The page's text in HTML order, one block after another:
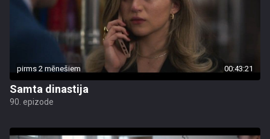
pirms 2 mēnešiem 00:43:21
Samta dinastija
90. epizode